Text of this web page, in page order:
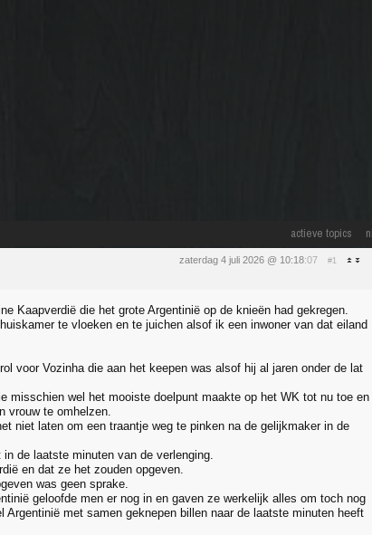
actieve topics
zaterdag 4 juli 2026 @ 10:18:07 #1
Kaapverdië die het grote Argentinië op de knieën had gekregen.
te vloeken en te juichen alsof ik een inwoner van dat eiland
voor Vozinha die aan het keepen was alsof hij al jaren onder de lat
misschien wel het mooiste doelpunt maakte op het WK tot nu toe en
vrouw te omhelzen.
niet laten om een traantje weg te pinken na de gelijkmaker in de
de laatste minuten van de verlenging.
en dat ze het zouden opgeven.
was geen sprake.
geloofde men er nog in en gaven ze werkelijk alles om toch nog
met samen geknepen billen naar de laatste minuten heeft